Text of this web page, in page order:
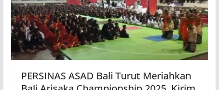
PERSINAS ASAD Bali Turut Meriahkan